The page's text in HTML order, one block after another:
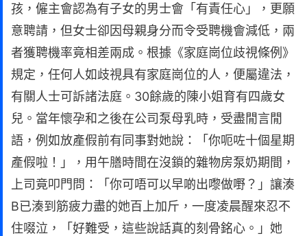
孩，僱主會認為有子女的男士會「有責任心」，更願
意聘請，但女士卻因母親身分而令受聘機會減低，兩
者獲聘機率竟相差兩成。根據《家庭崗位歧視條例》
規定，任何人如歧視具有家庭崗位的人，便屬違法，
有關人士可訴諸法庭。30餘歲的陳小姐育有四歲女
兒。當年懷孕和之後在公司泵母乳時，受盡閒言閒
語，例如放產假前有同事對她說：「你呃咗十個星期
產假啦！」，用午膳時間在沒鎖的雜物房泵奶期間，
上司竟叩門問：「你可唔可以早啲出嚟做嘢？」讓湊
B已湊到筋疲力盡的她百上加斤，一度凌晨醒來忍不
住啜泣，「好難受，這些說話真的刻骨銘心。」她